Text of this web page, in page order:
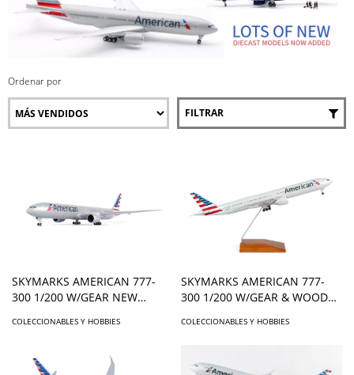
Ordenar por
FILTRAR
SKYMARKS AMERICAN 777-
300 1/200 W/GEAR NEW
COLECCIONABLES Y HOBBIES
SKYMARKS AMERICAN 777-
300 1/200 W/GEAR & WOOD
COLECCIONABLES Y HOBBIES